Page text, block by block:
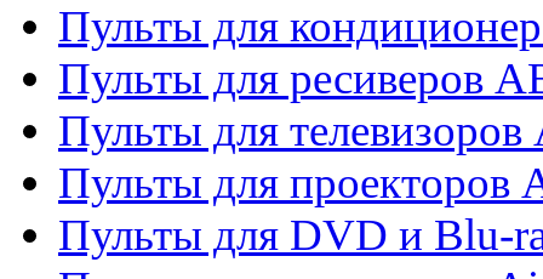
Пульты для
Пульты для ресиверов
Пульты для телевизоров
Пульты для проекторов
Пульты для DVD и Blu-